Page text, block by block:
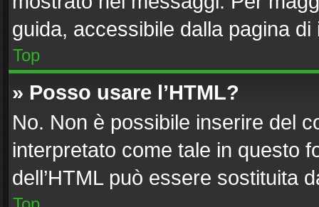
guida, accessibile dalla pagina
Top
» Posso usare l’HTML?
No. Non è possibile inserire del
interpretato come tale in questo
dell’HTML può essere sostituita